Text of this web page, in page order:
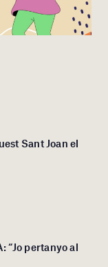
Sant Joan el
“Jo pertanyo al